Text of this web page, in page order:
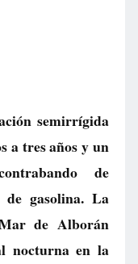
semirrígida
a tres años y un
de
de gasolina. La
de Alborán
nocturna en la